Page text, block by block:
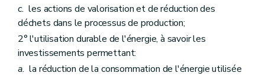
c. les actions de valorisation et de réduction des
déchets dans le processus de production;
2° l'utilisation durable de l'énergie, à savoir les
investissements permettant:
a. la réduction de la consommation de l'énergie utilisée